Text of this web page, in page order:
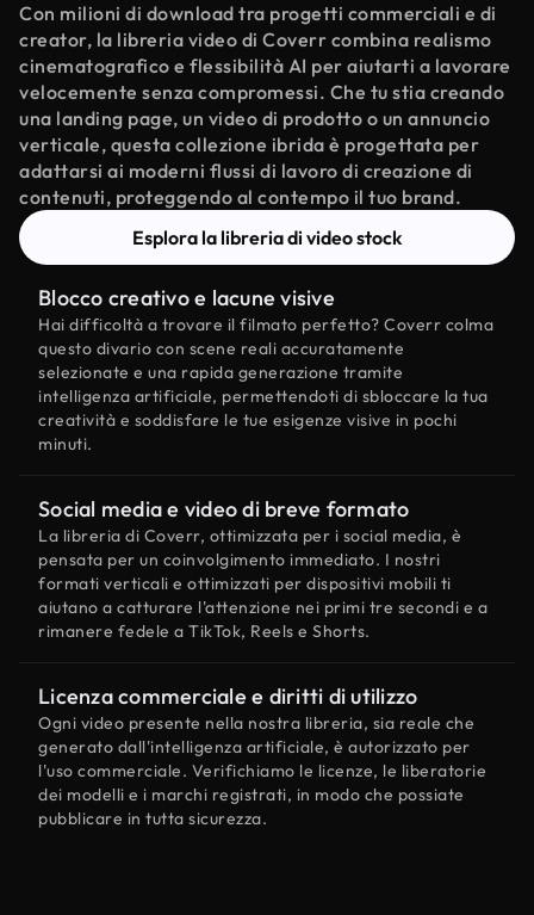
Con milioni di download tra progetti commerciali e di
creator, la libreria video di Coverr combina realismo
cinematografico e flessibilità AI per aiutarti a lavorare
velocemente senza compromessi. Che tu stia creando
una landing page, un video di prodotto o un annuncio
verticale, questa collezione ibrida è progettata per
adattarsi ai moderni flussi di lavoro di creazione di
contenuti, proteggendo al contempo il tuo brand.
Esplora la libreria di video stock
Blocco creativo e lacune visive
Hai difficoltà a trovare il filmato perfetto? Coverr colma
questo divario con scene reali accuratamente
selezionate e una rapida generazione tramite
intelligenza artificiale, permettendoti di sbloccare la tua
creatività e soddisfare le tue esigenze visive in pochi
minuti.
Social media e video di breve formato
La libreria di Coverr, ottimizzata per i social media, è
pensata per un coinvolgimento immediato. I nostri
formati verticali e ottimizzati per dispositivi mobili ti
aiutano a catturare l'attenzione nei primi tre secondi e a
rimanere fedele a TikTok, Reels e Shorts.
Licenza commerciale e diritti di utilizzo
Ogni video presente nella nostra libreria, sia reale che
generato dall'intelligenza artificiale, è autorizzato per
l'uso commerciale. Verifichiamo le licenze, le liberatorie
dei modelli e i marchi registrati, in modo che possiate
pubblicare in tutta sicurezza.